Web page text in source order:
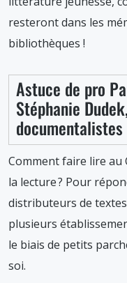
resteront dans les
bibliothèques !
Astuce de pro
Stéphanie
documentalistes
Comment faire lire au
la lecture ? Pour
distributeurs de
plusieurs
le biais de petits
soi.